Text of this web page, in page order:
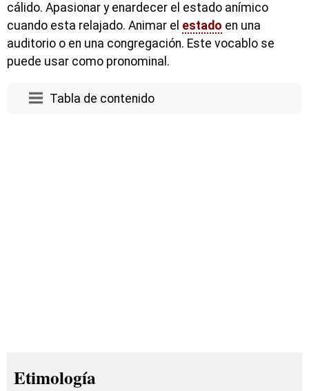
cálido. Apasionar y enardecer el estado anímico
cuando esta relajado. Animar el estado en una
auditorio o en una congregación. Este vocablo se
puede usar como pronominal.
Tabla de contenido
Etimología